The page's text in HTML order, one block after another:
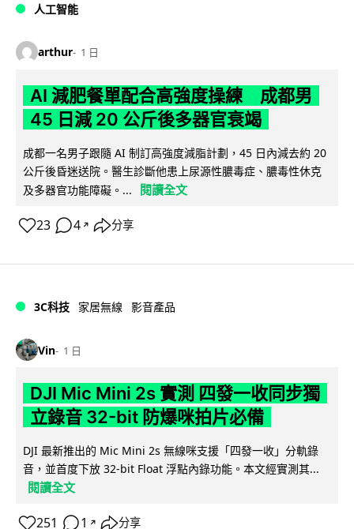
人工智能
arthur 1 日
AI 減肥餐單配合高強度操練 成都男
45 日減 20 公斤後多器官衰竭
成都一名男子跟隨 AI 制訂高強度減脂計劃，45 日內減去約 20
公斤後昏迷送院。醫生診斷他患上尿源性膿毒症、膿毒性休克
及多器官功能障礙。...
閱讀全文
23 4 ↗ 分享
3C科技 家居無線 影音產品
Vin 1 日
DJI Mic Mini 2s 實測 四發一收同步獨
立錄音 32-bit 防爆咪拍片必備
DJI 最新推出的 Mic Mini 2s 無線咪支援「四發一收」分軌錄
音，並首度下放 32-bit Float 浮點內錄功能。本文經實測其...
閱讀全文
251 1 ↗ 分享